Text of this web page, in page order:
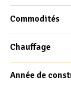
Commodités
Chauffage
Année de